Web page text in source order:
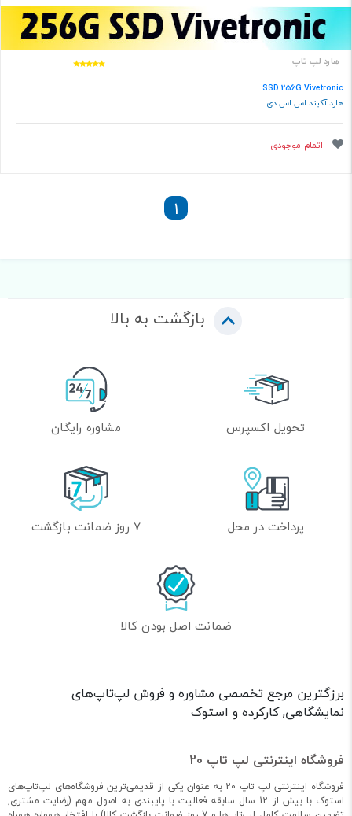
هارد لپ تاپ
SSD 256G Vivetronic
هارد آکبند اس اس دی
اتمام موجودی
1
بازگشت به بالا
تحویل اکسپرس مشاوره رایگان
پرداخت در محل 7 روز ضمانت بازگشت
ضمانت اصل بودن کالا
برزگترین مرجع تخصصی مشاوره و فروش لپ‌تاپ‌های
نمایشگاهی, کارکرده و استوک
فروشگاه اینترنتی لپ تاپ 20
فروشگاه اینترنتی لپ تاپ 20 به عنوان یکی از قدیمی‌ترین فروشگاه‌های لپ‌تاپ‌های
استوک با بیش از 12 سال سابقه فعالیت با پایبندی به اصول مهم (رضایت مشتری,